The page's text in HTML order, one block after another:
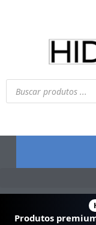
Pesquisar
produtos
Produtos